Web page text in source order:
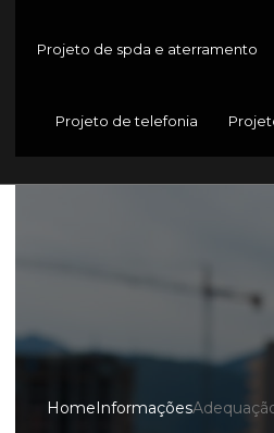
Projeto de spda e aterramento
Projeto de telefonia
HomeInformações